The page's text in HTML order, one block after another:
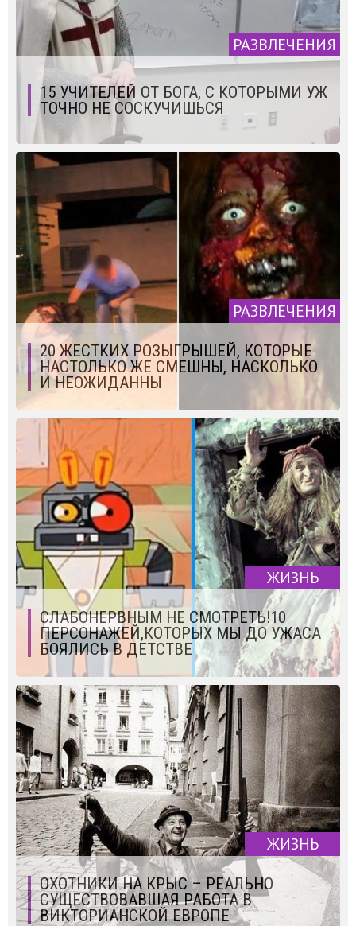
РАЗВЛЕЧЕНИЯ
15 УЧИТЕЛЕЙ ОТ БОГА, С КОТОРЫМИ УЖ
ТОЧНО НЕ СОСКУЧИШЬСЯ
РАЗВЛЕЧЕНИЯ
20 ЖЕСТКИХ РОЗЫГРЫШЕЙ, КОТОРЫЕ
НАСТОЛЬКО ЖЕ СМЕШНЫ, НАСКОЛЬКО
И НЕОЖИДАННЫ
ЖИЗНЬ
СЛАБОНЕРВНЫМ НЕ СМОТРЕТЬ!10
ПЕРСОНАЖЕЙ,КОТОРЫХ МЫ ДО УЖАСА
БОЯЛИСЬ В ДЕТСТВЕ
ЖИЗНЬ
ОХОТНИКИ НА КРЫС – РЕАЛЬНО
СУЩЕСТВОВАВШАЯ РАБОТА В
ВИКТОРИАНСКОЙ ЕВРОПЕ